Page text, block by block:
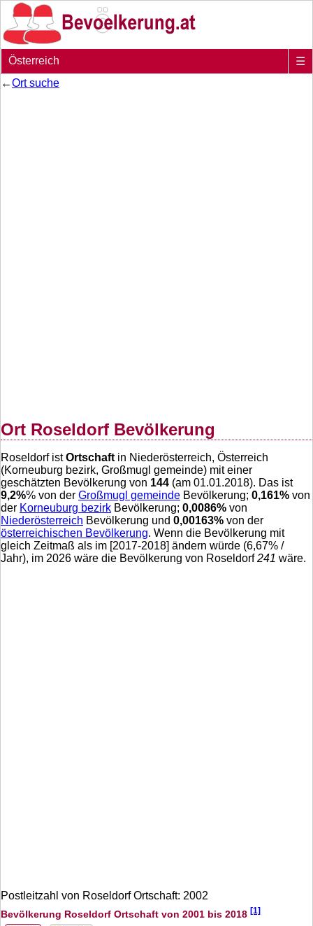
Österreich
☰
←Ort suche
Ort Roseldorf Bevölkerung
Roseldorf istOrtschaft in Niederösterreich, Österreich
(Korneuburg bezirk, Großmugl gemeinde) mit einer
geschätzten Bevölkerung von 144 (am 01.01.2018). Das ist
9,2%% von der Großmugl gemeinde Bevölkerung; 0,161% von
der Korneuburg bezirk Bevölkerung; 0,0086% von
Niederösterreich Bevölkerung und 0,00163% von der
österreichischen Bevölkerung. Wenn die Bevölkerung mit
gleich Zeitmaß als im [2017-2018] ändern würde (6,67% /
Jahr), im 2026 wäre die Bevölkerung von Roseldorf241 wäre.
Postleitzahl von Roseldorf Ortschaft: 2002
Bevölkerung Roseldorf Ortschaft von 2001 bis 2018 [1]